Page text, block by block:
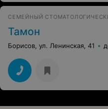
СЕМЕЙНЫЙ
Тамон
Борисов, ул. Ленинская, 41